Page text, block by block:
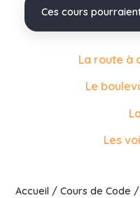
Ces cours
La route à
Le
Les
Accueil/ Cours de Code /